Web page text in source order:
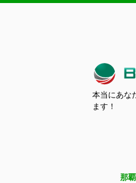
本当にあな
ます！
那